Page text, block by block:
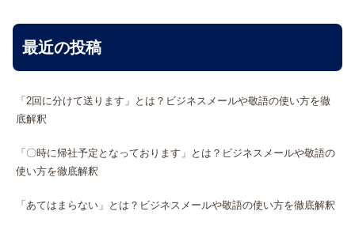
最近の投稿
「2回に分けて送ります」とは？ビジネスメールや敬語の使い方を徹
底解釈
「〇時に帰社予定となっております」とは？ビジネスメールや敬語の
使い方を徹底解釈
「あてはまらない」とは？ビジネスメールや敬語の使い方を徹底解釈